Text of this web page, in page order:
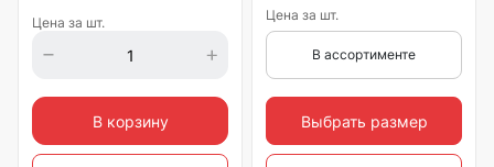
Цена за шт.
В корзину
Цена за шт.
В ассортименте
Выбрать размер